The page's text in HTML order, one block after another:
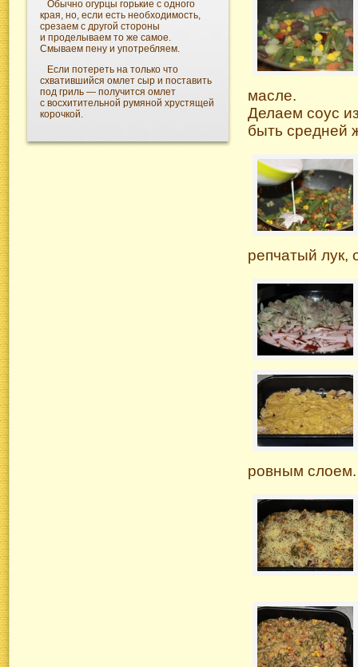
Обычно огурцы горькие с одного
края, но, если есть необходимость,
срезаем с другой стороны
и проделываем то же самое.
Смываем пену и употребляем.
Если потереть на только что
схватившийся омлет сыр и поставить
под гриль — получится омлет
с восхитительной румяной хрустящей
корочкой.
масле.
Делаем соус
быть средней
репчатый лук,
ровным